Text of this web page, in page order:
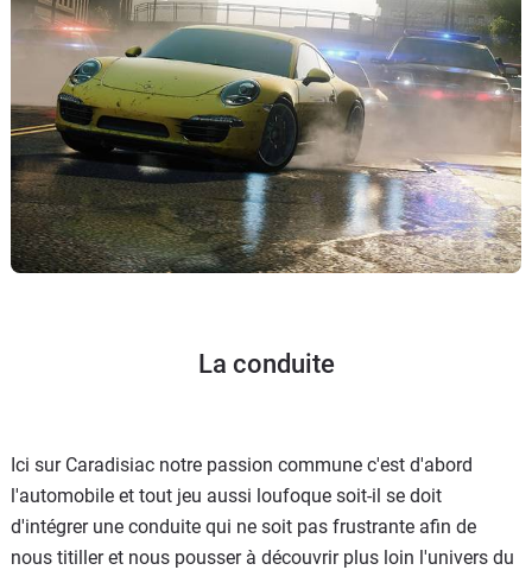
La conduite
Ici sur Caradisiac notre passion commune c'est d'abord
l'automobile et tout jeu aussi loufoque soit-il se doit
d'intégrer une conduite qui ne soit pas frustrante afin de
nous titiller et nous pousser à découvrir plus loin l'univers du